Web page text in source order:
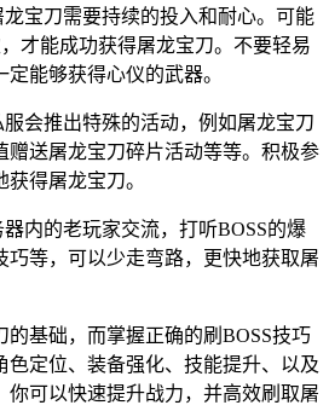
宝刀需要持续的投入和耐心。可能
才能成功获得屠龙宝刀。不要轻易
能够获得心仪的武器。
会推出特殊的活动，例如屠龙宝刀
赠送屠龙宝刀碎片活动等等。积极参
得屠龙宝刀。
内的老玩家交流，打听BOSS的爆
巧等，可以少走弯路，更快地获取屠
基础，而掌握正确的刷BOSS技巧
色定位、装备强化、技能提升、以及
你可以快速提升战力，并高效刷取屠